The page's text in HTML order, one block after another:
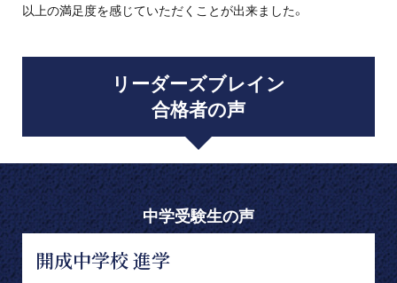
以上の満足度を感じていただくことが出来ました。
リーダーズブレイン
合格者の声
中学受験生の声
開成中学校 進学